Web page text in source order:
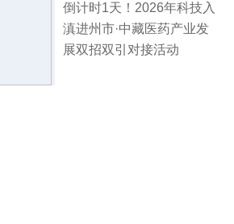
倒计时1天！2026年科技入
滇进州市·中藏医药产业发
展双招双引对接活动